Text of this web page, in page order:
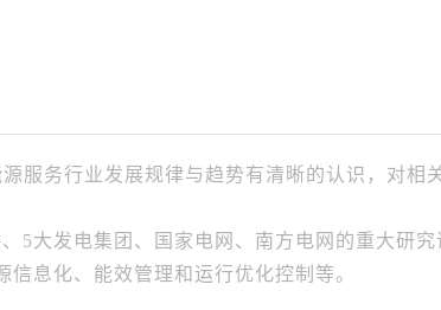
服务行业发展规律与趋势有清晰的认识，对相
5大发电集团、国家电网、南方电网的重大研
息化、能效管理和运行优化控制等。